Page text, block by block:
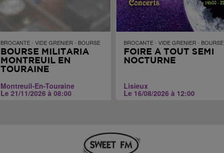
BROCANTE - VIDE GRENIER - BOURSE
BOURSE MILITARIA
MONTREUIL EN
TOURAINE
Montreuil-En-Touraine
Le 21/11/2026 à 08:00
BROCANTE - VIDE GRENIER - BOURSE
FOIRE À TOUT SEMI
NOCTURNE
Lisieux
Le 16/08/2026 à 12:00